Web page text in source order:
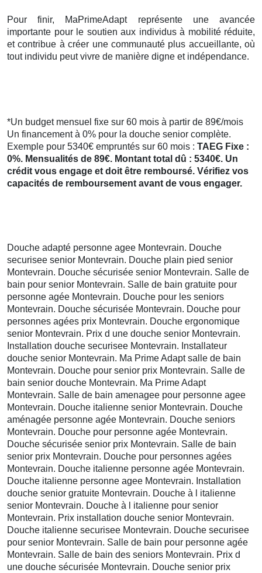
Pour finir, MaPrimeAdapt représente une avancée
importante pour le soutien aux individus à mobilité réduite,
et contribue à créer une communauté plus accueillante, où
tout individu peut vivre de manière digne et indépendance.
*Un budget mensuel fixe sur 60 mois à partir de 89€/mois
Un financement à 0% pour la douche senior complète.
Exemple pour 5340€ empruntés sur 60 mois : TAEG Fixe :
0%. Mensualités de 89€. Montant total dû : 5340€. Un
crédit vous engage et doit être remboursé. Vérifiez vos
capacités de remboursement avant de vous engager.
Douche adapté personne agee Montevrain. Douche
securisee senior Montevrain. Douche plain pied senior
Montevrain. Douche sécurisée senior Montevrain. Salle de
bain pour senior Montevrain. Salle de bain gratuite pour
personne agée Montevrain. Douche pour les seniors
Montevrain. Douche sécurisée Montevrain. Douche pour
personnes agées prix Montevrain. Douche ergonomique
senior Montevrain. Prix d une douche senior Montevrain.
Installation douche securisee Montevrain. Installateur
douche senior Montevrain. Ma Prime Adapt salle de bain
Montevrain. Douche pour senior prix Montevrain. Salle de
bain senior douche Montevrain. Ma Prime Adapt
Montevrain. Salle de bain amenagee pour personne agee
Montevrain. Douche italienne senior Montevrain. Douche
aménagée personne agée Montevrain. Douche seniors
Montevrain. Douche pour personne agée Montevrain.
Douche sécurisée senior prix Montevrain. Salle de bain
senior prix Montevrain. Douche pour personnes agées
Montevrain. Douche italienne personne agée Montevrain.
Douche italienne personne agee Montevrain. Installation
douche senior gratuite Montevrain. Douche à l italienne
senior Montevrain. Douche à l italienne pour senior
Montevrain. Prix installation douche senior Montevrain.
Douche italienne securisee Montevrain. Douche securisee
pour senior Montevrain. Salle de bain pour personne agée
Montevrain. Salle de bain des seniors Montevrain. Prix d
une douche sécurisée Montevrain. Douche senior prix